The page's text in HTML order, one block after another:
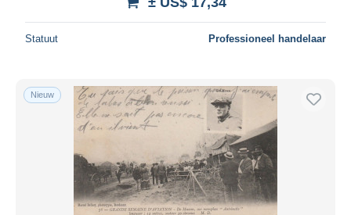
Statuut Professioneel handelaar
Nieuw